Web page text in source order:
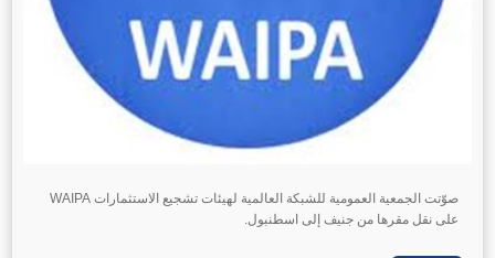
صوّتت الجمعية العمومية للشبكة العالمية لهيئات تشجيع الاستثمارات WAIPA
على نقل مقرها من جنيف إلى اسطنبول.